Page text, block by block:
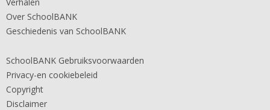
Over SchoolBANK
Geschiedenis van SchoolBANK
SchoolBANK Gebruiksvoorwaarden
Privacy-en cookiebeleid
Copyright
Disclaimer